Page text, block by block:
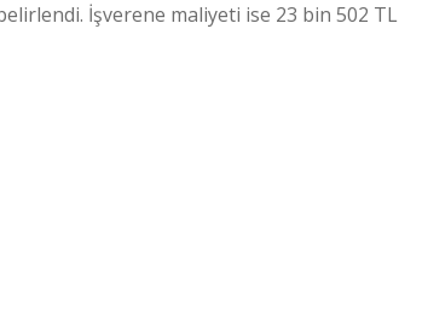
İşverene maliyeti ise 23 bin 502 TL